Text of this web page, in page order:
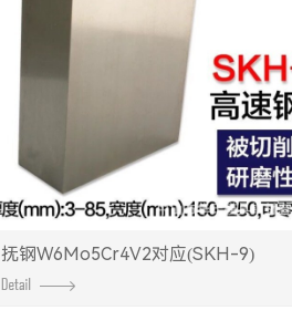
抚钢W6Mo5Cr4V2对应(SKH-9)